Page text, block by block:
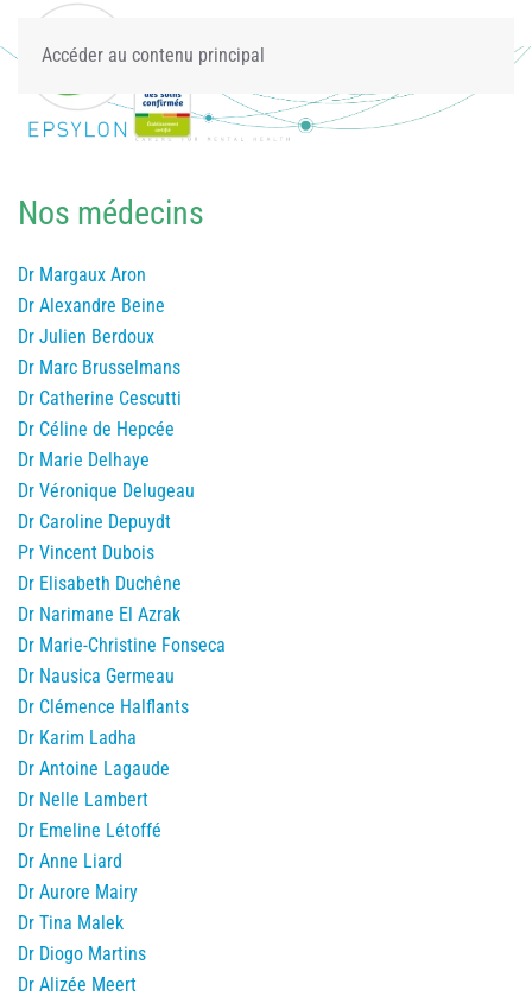
Accéder au contenu principal
Nos médecins
Dr Margaux Aron
Dr Alexandre Beine
Dr Julien Berdoux
Dr Marc Brusselmans
Dr Catherine Cescutti
Dr Céline de Hepcée
Dr Marie Delhaye
Dr Véronique Delugeau
Dr Caroline Depuydt
Pr Vincent Dubois
Dr Elisabeth Duchêne
Dr Narimane El Azrak
Dr Marie-Christine Fonseca
Dr Nausica Germeau
Dr Clémence Halflants
Dr Karim Ladha
Dr Antoine Lagaude
Dr Nelle Lambert
Dr Emeline Létoffé
Dr Anne Liard
Dr Aurore Mairy
Dr Tina Malek
Dr Diogo Martins
Dr Alizée Meert